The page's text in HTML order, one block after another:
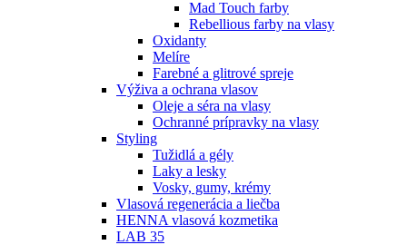
Mad Touch farby
Rebellious farby na vlasy
Oxidanty
Melíre
Farebné a glitrové spreje
Výživa a ochrana vlasov
Oleje a séra na vlasy
Ochranné prípravky na vlasy
Styling
Tužidlá a gély
Laky a lesky
Vosky, gumy, krémy
Vlasová regenerácia a liečba
HENNA vlasová kozmetika
LAB 35